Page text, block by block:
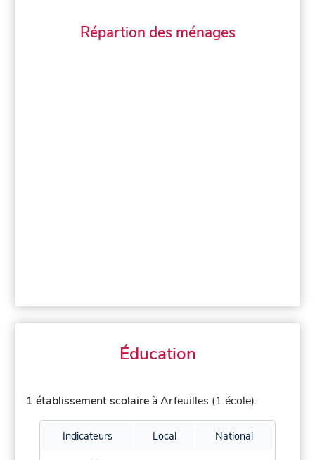
Répartion des ménages
Éducation
1 établissement scolaire à Arfeuilles (1 école).
Indicateurs Local National